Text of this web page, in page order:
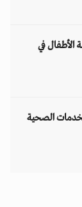
الأطفال في
الصحية